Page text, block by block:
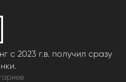
с 2023 г.в. получил сразу